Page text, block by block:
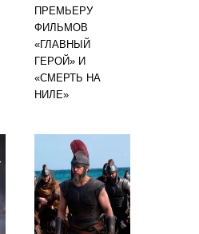
ПРЕМЬЕРУ
ФИЛЬМОВ
«ГЛАВНЫЙ
ГЕРОЙ» И
«СМЕРТЬ НА
НИЛЕ»